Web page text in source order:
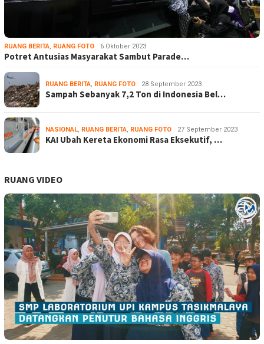
RUANG BERITA, RUANG FOTO 6 Oktober 2023
Potret Antusias Masyarakat Sambut Parade…
RUANG BERITA, RUANG FOTO 28 September 2023
Sampah Sebanyak 7,2 Ton di Indonesia Bel…
NASIONAL, RUANG BERITA, RUANG FOTO 27 September 2023
KAI Ubah Kereta Ekonomi Rasa Eksekutif, …
RUANG VIDEO